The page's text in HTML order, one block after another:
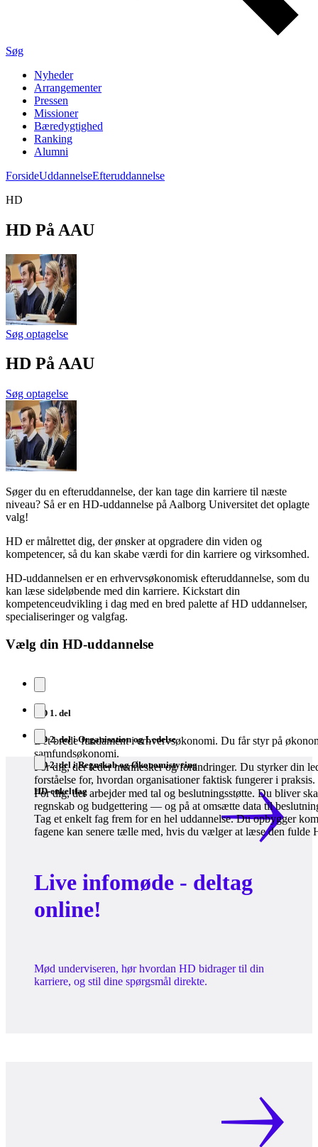
Søg
Nyheder
Arrangementer
Pressen
Missioner
Bæredygtighed
Ranking
Alumni
ForsideUddannelseEfteruddannelse
HD
HD På AAU
Søg optagelse
HD På AAU
Søg optagelse
Søger du en efteruddannelse, der kan tage din karriere til næste
niveau? Så er en HD-uddannelse på Aalborg Universitet det oplagte
valg!
HD er målrettet dig, der ønsker at opgradere din viden og
kompetencer, så du kan skabe værdi for din karriere og virksomhed.
HD-uddannelsen er en erhvervsøkonomisk efteruddannelse, som du
kan læse sideløbende med din karriere. Kickstart din
kompetenceudvikling i dag med en bred palette af HD uddannelser,
specialiseringer og valgfag.
Vælg din HD-uddannelse
HD 1. del
Det brede fundament i erhvervsøkonomi. Du får styr på
samfundsøkonomi.
HD 2. del i Organisation og Ledelse
For dig, der leder mennesker og forandringer. Du styrker din
forståelse for, hvordan organisationer faktisk fungerer i praksis.
HD 2. del i Regnskab og Økonomistyring
For dig, der arbejder med tal og beslutningsstøtte. Du bliver
regnskab og budgettering — og på at omsætte data til
HD-enkeltfag
Tag et enkelt fag frem for en hel uddannelse. Du opbygger
fagene kan senere tælle med, hvis du vælger at læse den fulde
Live infomøde - deltag
online!
Mød underviseren, hør hvordan HD bidrager til din
karriere, og stil dine spørgsmål direkte.